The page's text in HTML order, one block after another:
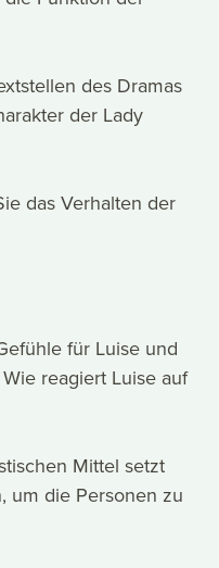
des Dramas
der Lady
das Verhalten der
für Luise und
reagiert Luise auf
Mittel setzt
um die Personen zu